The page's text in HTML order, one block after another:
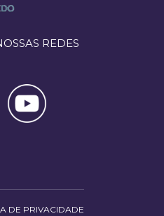
REDES
DE PRIVACIDADE